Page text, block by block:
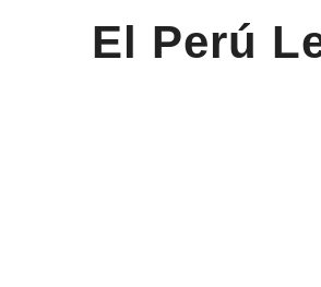
El Perú